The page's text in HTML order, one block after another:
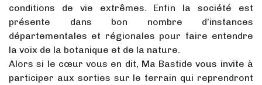
conditions de vie extrêmes. Enfin la société est
présente dans bon nombre d’instances
départementales et régionales pour faire entendre
la voix de la botanique et de la nature.
Alors si le cœur vous en dit, Ma Bastide vous invite à
participer aux sorties sur le terrain qui reprendront